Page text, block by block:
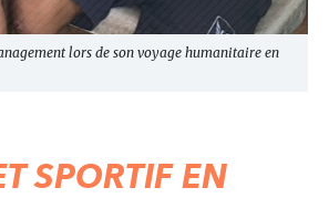
lors de son voyage humanitaire en
SPORTIF EN